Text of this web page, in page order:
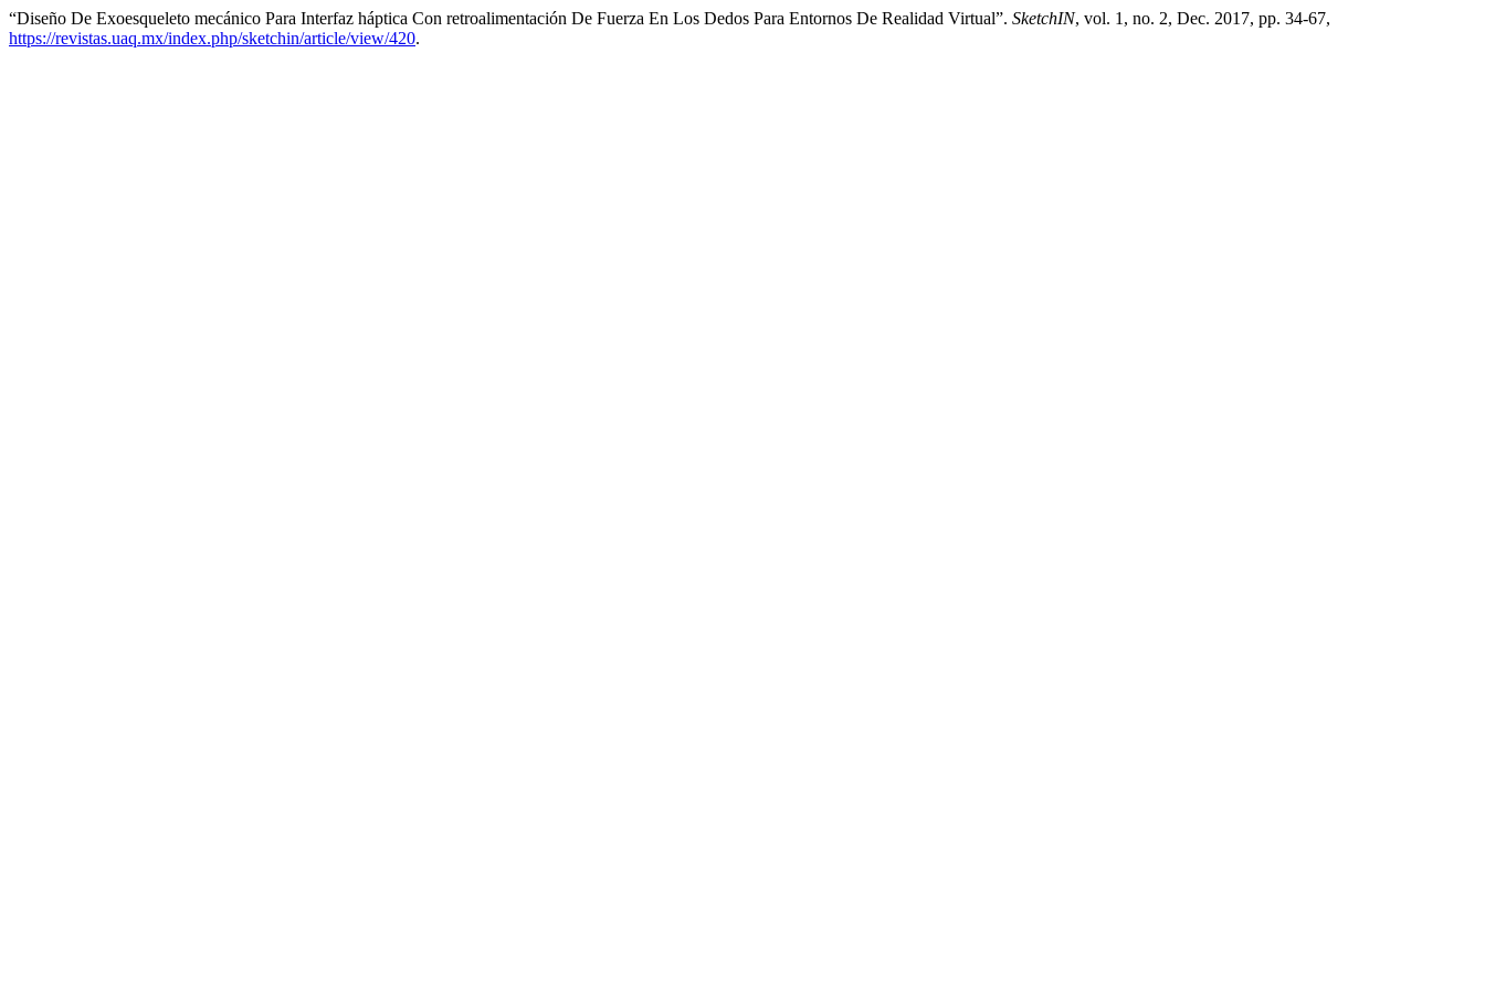
“Diseño De Exoesqueleto mecánico Para Interfaz háptica Con retroalimentación De Fuerza En Los Dedos Para Entornos De Realidad Virtual”. SketchIN, vol. 1, no. 2, Dec. 2017, pp. 34-67,
https://revistas.uaq.mx/index.php/sketchin/article/view/420.